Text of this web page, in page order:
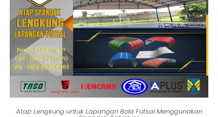
Atap Lengkung untuk Lapangan Bola Futsal Menggunakan